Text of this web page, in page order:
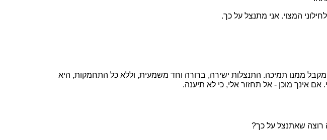
המצוי. אני מתנצל על כך.
ממנו תמיכה. התנצלות ישירה, ברורה וחד משמעית, וללא כל התחמקות, היא
אינך מוכן - אל תחזור אלי, כי לא תיענה.
שאתנצל על כך?